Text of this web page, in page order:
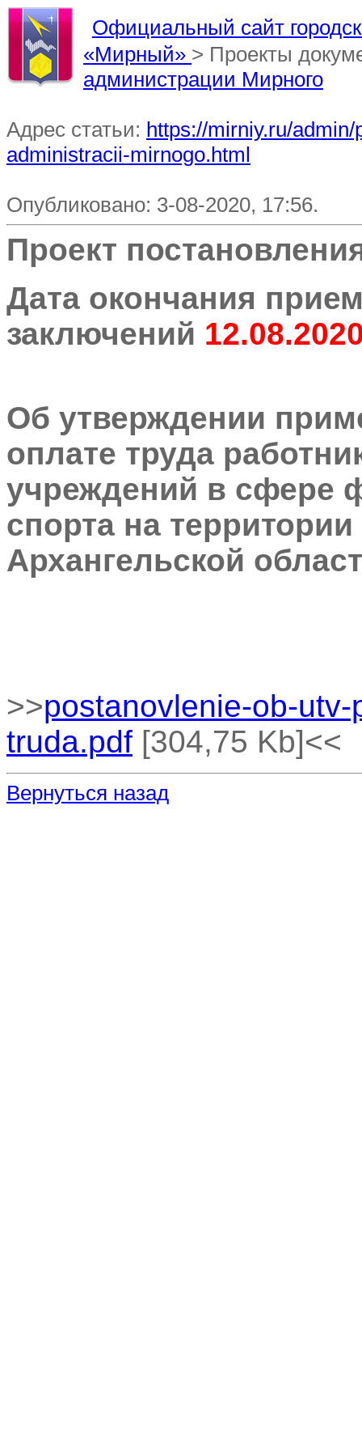
Официальный сайт
«Мирный» > Проекты
администрации Мирного
Адрес статьи: https://mirniy.ru/
administracii-mirnogo.html
Опубликовано: 3-08-2020, 17:56.
Проект
Дата окончания
заключений
Об утверждении
оплате труда
учреждений в сфере
спорта на территории
Архангельской
>>postanovlenie-ob-
truda.pdf [304,75 Kb]<<
Вернуться назад